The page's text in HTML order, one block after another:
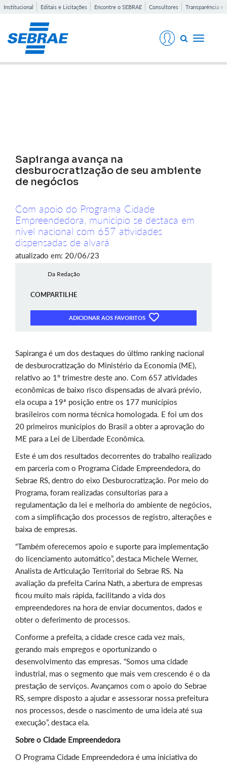
Institucional Editais e Licitações Encontre o SEBRAE Consultores Transparência e
Toggle
Sapiranga avança na
desburocratização de seu ambiente
de negócios
Com apoio do Programa Cidade
Empreendedora, município se destaca em
nível nacional com 657 atividades
dispensadas de alvará
atualizado em: 20/06/23
Da Redação
COMPARTILHE
ADICIONAR AOS FAVORITOS
Sapiranga é um dos destaques do último ranking nacional
de desburocratização do Ministério da Economia (ME),
relativo ao 1º trimestre deste ano. Com 657 atividades
econômicas de baixo risco dispensadas de alvará prévio,
ela ocupa a 19ª posição entre os 177 municípios
brasileiros com norma técnica homologada. E foi um dos
20 primeiros municípios do Brasil a obter a aprovação do
ME para a Lei de Liberdade Econômica.
Este é um dos resultados decorrentes do trabalho realizado
em parceria com o Programa Cidade Empreendedora, do
Sebrae RS, dentro do eixo Desburocratização. Por meio do
Programa, foram realizadas consultorias para a
regulamentação da lei e melhoria do ambiente de negócios,
com a simplificação dos processos de registro, alterações e
baixa de empresas.
“Também oferecemos apoio e suporte para implementação
do licenciamento automático”, destaca Michele Werner,
Analista de Articulação Territorial do Sebrae RS. Na
avaliação da prefeita Carina Nath, a abertura de empresas
ficou muito mais rápida, facilitando a vida dos
empreendedores na hora de enviar documentos, dados e
obter o deferimento de processos.
Conforme a prefeita, a cidade cresce cada vez mais,
gerando mais empregos e oportunizando o
desenvolvimento das empresas. “Somos uma cidade
industrial, mas o segmento que mais vem crescendo é o da
prestação de serviços. Avançamos com o apoio do Sebrae
RS, sempre disposto a ajudar e assessorar nossa prefeitura
nos processos, desde o nascimento de uma ideia até sua
execução”, destaca ela.
Sobre o Cidade Empreendedora
O Programa Cidade Empreendedora é uma iniciativa do